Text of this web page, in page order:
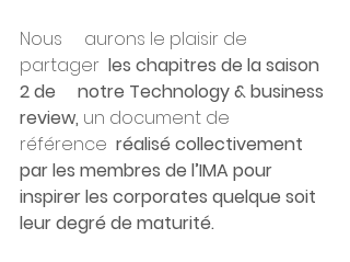
Nous     aurons le plaisir de
partager les chapitres de la saison
2 de     notre Technology & business
review, un document de
référence réalisé collectivement
par les membres de l’IMA pour
inspirer les corporates quelque soit
leur degré de maturité.